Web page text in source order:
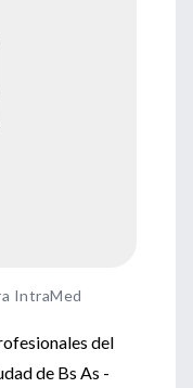
IntraMed
del
de Bs As -